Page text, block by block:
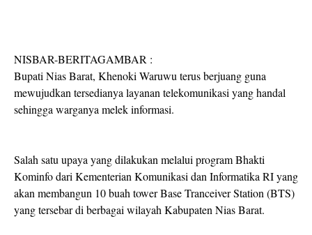
NISBAR-BERITAGAMBAR :
Bupati Nias Barat, Khenoki Waruwu terus berjuang guna
mewujudkan tersedianya layanan telekomunikasi yang handal
sehingga warganya melek informasi.
Salah satu upaya yang dilakukan melalui program Bhakti
Kominfo dari Kementerian Komunikasi dan Informatika RI yang
akan membangun 10 buah tower Base Tranceiver Station (BTS)
yang tersebar di berbagai wilayah Kabupaten Nias Barat.